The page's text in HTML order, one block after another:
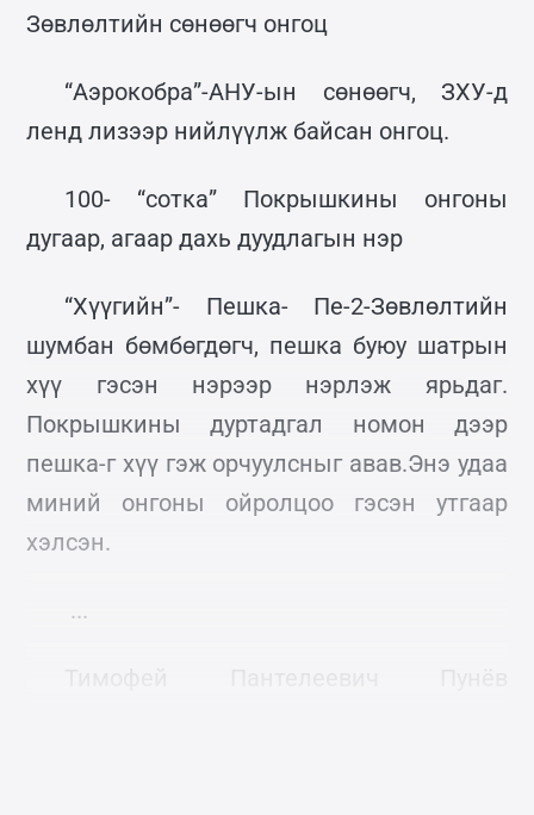
Зөвлөлтийн сөнөөгч онгоц
“Аэрокобра”-АНУ-ын сөнөөгч, ЗХУ-д
ленд лизээр нийлүүлж байсан онгоц.
100- “сотка” Покрышкины онгоны
дугаар, агаар дахь дуудлагын нэр
“Хүүгийн”- Пешка- Пе-2-Зөвлөлтийн
шумбан бөмбөгдөгч, пешка буюу шатрын
хүү гэсэн нэрээр нэрлэж ярьдаг.
Покрышкины дуртадгал номон дээр
пешка-г хүү гэж орчуулсныг авав.Энэ удаа
миний онгоны ойролцоо гэсэн утгаар
хэлсэн.
...